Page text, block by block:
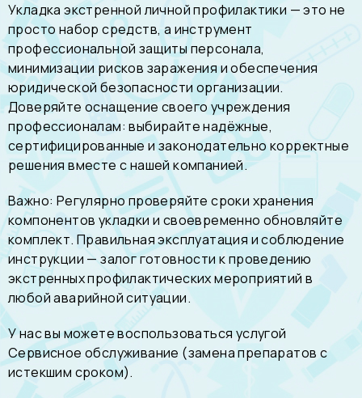
Укладка экстренной личной профилактики — это не
просто набор средств, а инструмент
профессиональной защиты персонала,
минимизации рисков заражения и обеспечения
юридической безопасности организации.
Доверяйте оснащение своего учреждения
профессионалам: выбирайте надёжные,
сертифицированные и законодательно корректные
решения вместе с нашей компанией.
Важно: Регулярно проверяйте сроки хранения
компонентов укладки и своевременно обновляйте
комплект. Правильная эксплуатация и соблюдение
инструкции — залог готовности к проведению
экстренных профилактических мероприятий в
любой аварийной ситуации.
У нас вы можете воспользоваться услугой
Сервисное обслуживание (замена препаратов с
истекшим сроком).